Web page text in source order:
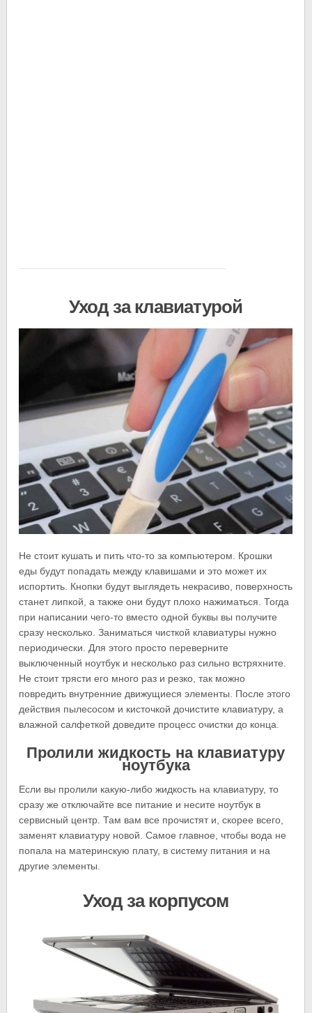
Уход за клавиатурой
Не стоит кушать и пить что-то за компьютером. Крошки
еды будут попадать между клавишами и это может их
испортить. Кнопки будут выглядеть некрасиво, поверхность
станет липкой, а также они будут плохо нажиматься. Тогда
при написании чего-то вместо одной буквы вы получите
сразу несколько. Заниматься чисткой клавиатуры нужно
периодически. Для этого просто переверните
выключенный ноутбук и несколько раз сильно встряхните.
Не стоит трясти его много раз и резко, так можно
повредить внутренние движущиеся элементы. После этого
действия пылесосом и кисточкой дочистите клавиатуру, а
влажной салфеткой доведите процесс очистки до конца.
Пролили жидкость на клавиатуру
ноутбука
Если вы пролили какую-либо жидкость на клавиатуру, то
сразу же отключайте все питание и несите ноутбук в
сервисный центр. Там вам все прочистят и, скорее всего,
заменят клавиатуру новой. Самое главное, чтобы вода не
попала на материнскую плату, в систему питания и на
другие элементы.
Уход за корпусом